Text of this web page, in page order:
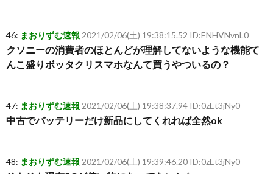
46: まおりずむ速報 2021/02/06(土) 19:38:15.52 ID:ENHVNvnL0
クソニーの消費者のほとんどが理解してないような機能て
んこ盛りボッタクリスマホなんて買うやついるの？
47: まおりずむ速報 2021/02/06(土) 19:38:37.94 ID:0zEt3jNy0
中古でバッテリーだけ新品にしてくれれば全然ok
48: まおりずむ速報 2021/02/06(土) 19:39:46.20 ID:0zEt3jNy0